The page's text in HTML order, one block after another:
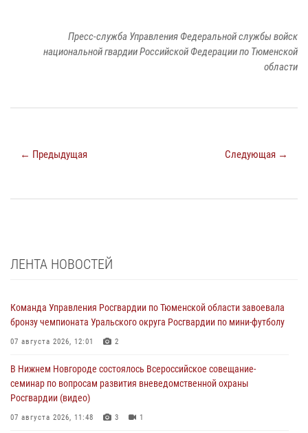
Пресс-служба Управления Федеральной службы войск
национальной гвардии Российской Федерации по Тюменской
области
← Предыдущая Следующая →
ЛЕНТА НОВОСТЕЙ
Команда Управления Росгвардии по Тюменской области завоевала
бронзу чемпионата Уральского округа Росгвардии по мини-футболу
07 августа 2026, 12:01 2
В Нижнем Новгороде состоялось Всероссийское совещание-
семинар по вопросам развития вневедомственной охраны
Росгвардии (видео)
07 августа 2026, 11:48 3 1